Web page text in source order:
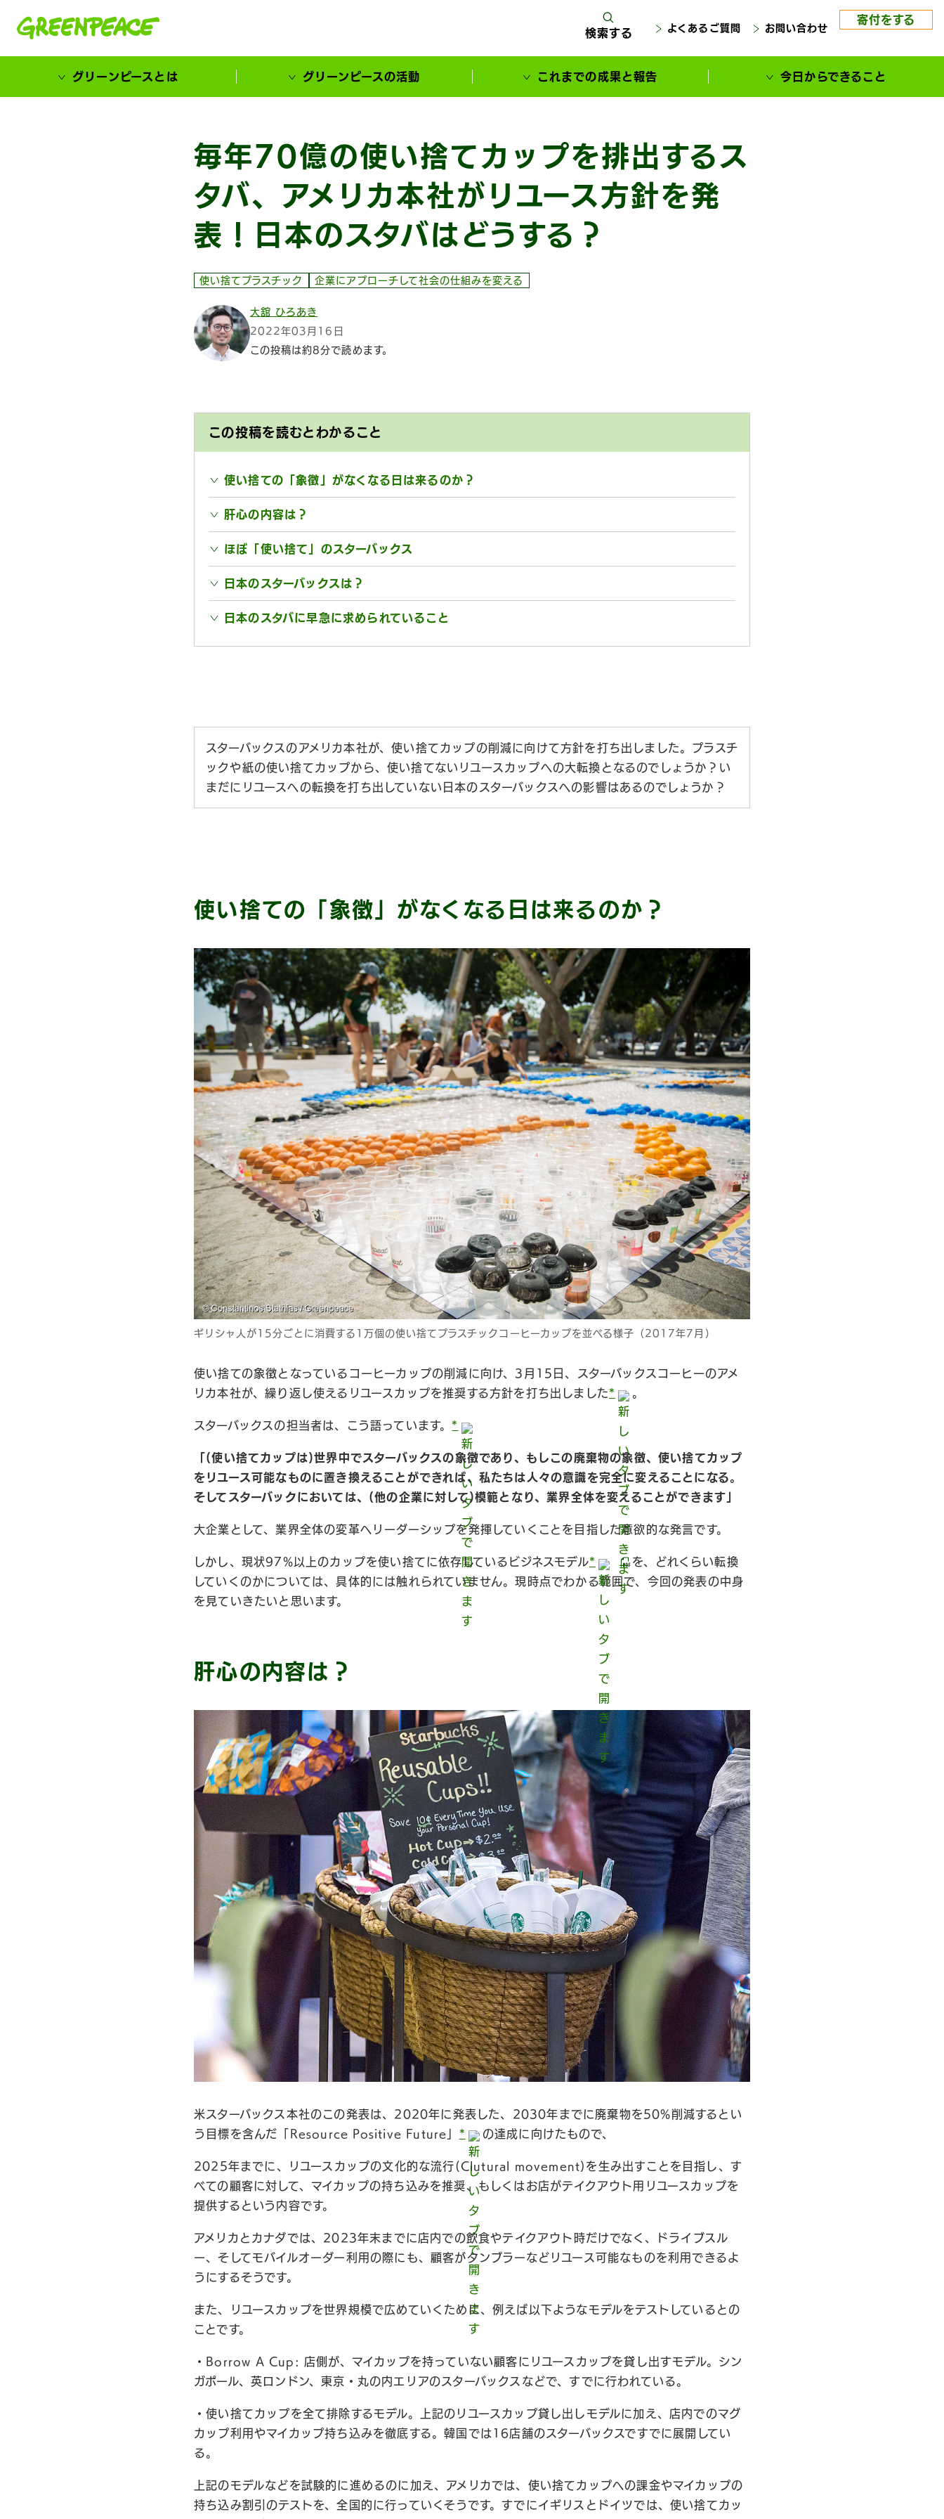
検索する よくあるご質問 お問い合わせ
寄付をする
グリーンピースとは グリーンピースの活動 これまでの成果と報告 今日からできること
毎年70億の使い捨てカップを排出するス
タバ、アメリカ本社がリユース方針を発
表！日本のスタバはどうする？
使い捨てプラスチック 企業にアプローチして社会の仕組みを変える
大舘 ひろあき
2022年03月16日
この投稿は約8分で読めます。
この投稿を読むとわかること
使い捨ての「象徴」がなくなる日は来るのか？
肝心の内容は？
ほぼ「使い捨て」のスターバックス
日本のスターバックスは？
日本のスタバに早急に求められていること
スターバックスのアメリカ本社が、使い捨てカップの削減に向けて方針を打ち出しました。プラスチ
ックや紙の使い捨てカップから、使い捨てないリユースカップへの大転換となるのでしょうか？い
まだにリユースへの転換を打ち出していない日本のスターバックスへの影響はあるのでしょうか？
使い捨ての「象徴」がなくなる日 は来るのか？
ギリシャ人が15分ごとに消費する1万個の使い捨てプラスチックコーヒーカップを並べる様子（2017年7月）
使い捨ての象徴となっているコーヒーカップの削減に向け、3月15日、スターバックスコーヒーのアメ
リカ本社が、繰り返し使えるリユースカップを推奨する方針を打ち出しました* 。
スターバックスの担当者は、こう語っています。 *
「(使い捨てカップは)世界中でスターバックスの象徴であり、もしこの廃棄物の象徴、使い捨てカップ
をリユース可能なものに置き換えることができれば、私たちは人々の意識を完全に変えることになる。
そしてスターバックにおいては、(他の企業に対して)模範となり、業界全体を変えることができます」
大企業として、業界全体の変革へリーダーシップを発揮していくことを目指した意欲的な発言です。
しかし、現状97%以上のカップを使い捨てに依存しているビジネスモデル*
を、どれくらい転換
していくのかについては、具体的には触れられていません。現時点でわかる範囲で、今回の発表の中身
を見ていきたいと思います。
肝心の内容は？
米スターバックス本社のこの発表は、2020年に発表した、2030年までに廃棄物を50%削減するとい
う目標を含んだ「Resource Positive Future」 * の達成に向けたもので、
2025年までに、リユースカップの文化的な流行(Clutural movement)を生み出すことを目指し、す
べての顧客に対して、マイカップの持ち込みを推奨、もしくはお店がテイクアウト用リユースカップを
提供するという内容です。
アメリカとカナダでは、2023年末までに店内での飲食やテイクアウト時だけでなく、ドライブスル
ー、そしてモバイルオーダー利用の際にも、顧客がタンブラーなどリユース可能なものを利用できるよ
うにするそうです。
また、リユースカップを世界規模で広めていくために、例えば以下ようなモデルをテストしているとの
ことです。
・Borrow A Cup: 店側が、マイカップを持っていない顧客にリユースカップを貸し出すモデル。シン
ガポール、英ロンドン、東京・丸の内エリアのスターバックスなどで、すでに行われている。
・使い捨てカップを全て排除するモデル。上記のリユースカップ貸し出しモデルに加え、店内でのマグ
カップ利用やマイカップ持ち込みを徹底する。韓国では16店舗のスターバックスですでに展開してい
る。
上記のモデルなどを試験的に進めるのに加え、アメリカでは、使い捨てカップへの課金やマイカップの
持ち込み割引のテストを、全国的に行っていくそうです。すでにイギリスとドイツでは、使い捨てカッ